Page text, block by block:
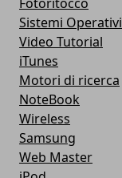
Sistemi Operativi
Video Tutorial
iTunes
Motori di ricerca
NoteBook
Wireless
Samsung
Web Master